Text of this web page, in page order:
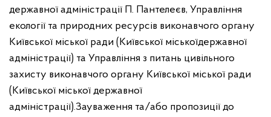
державної адміністрації П. Пантелеєв, Управління
екології та природних ресурсів виконавчого органу
Київської міської ради (Київської міськоїдержавної
адміністрації) та Управління з питань цивільного
захисту виконавчого органу Київської міської ради
(Київської міської державної
адміністрації).Зауваження та/або пропозиції до